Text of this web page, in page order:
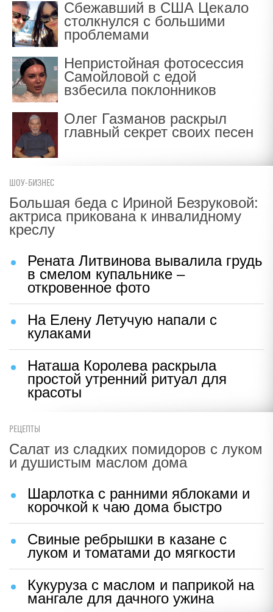
Сбежавший в США Цекало
столкнулся с большими
проблемами
Непристойная фотосессия
Самойловой с едой
взбесила поклонников
Олег Газманов раскрыл
главный секрет своих песен
ШОУ-БИЗНЕС
Большая беда с Ириной Безруковой:
актриса прикована к инвалидному
креслу
Рената Литвинова вывалила грудь
в смелом купальнике –
откровенное фото
На Елену Летучую напали с
кулаками
Наташа Королева раскрыла
простой утренний ритуал для
красоты
РЕЦЕПТЫ
Салат из сладких помидоров с луком
и душистым маслом дома
Шарлотка с ранними яблоками и
корочкой к чаю дома быстро
Свиные ребрышки в казане с
луком и томатами до мягкости
Кукуруза с маслом и паприкой на
мангале для дачного ужина